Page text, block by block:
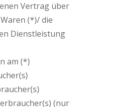
Vertrag über
(*)/ die
Dienstleistung
am (*)
(nur